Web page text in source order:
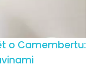
o Camembertu: